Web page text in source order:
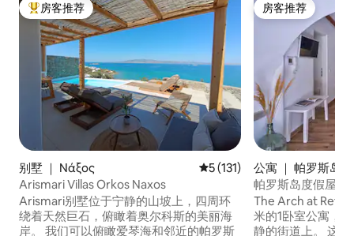
热门「房客推荐」
房客推荐
别墅 ｜ Νάξος 平均评分 5 分（满分 5 分），
5 (131)
Arismari Villas Orkos Naxos
Arismari别墅位于宁静的山坡上，四周环
绕着天然巨石，俯瞰着奥尔科斯的美丽海
岸。 我们可以俯瞰爱琴海和邻近的帕罗斯
房客推荐
房客推荐
公寓 ｜ 帕罗斯岛
帕罗斯岛度假屋 -
The Arch at
米的1卧室公寓，
静的街道上。 这